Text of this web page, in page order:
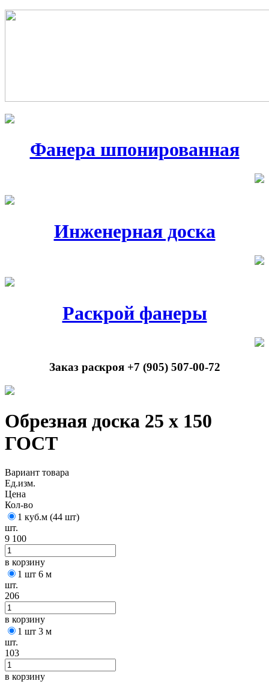
Фанера шпонированная
Инженерная доска
Раскрой фанеры
Заказ раскроя +7 (905) 507-00-72
Обрезная доска 25 х 150
ГОСТ
Вариант товара
Ед.изм.
Цена
Кол-во
1 куб.м (44 шт)
шт.
9 100
в корзину
1 шт 6 м
шт.
206
в корзину
1 шт 3 м
шт.
103
в корзину